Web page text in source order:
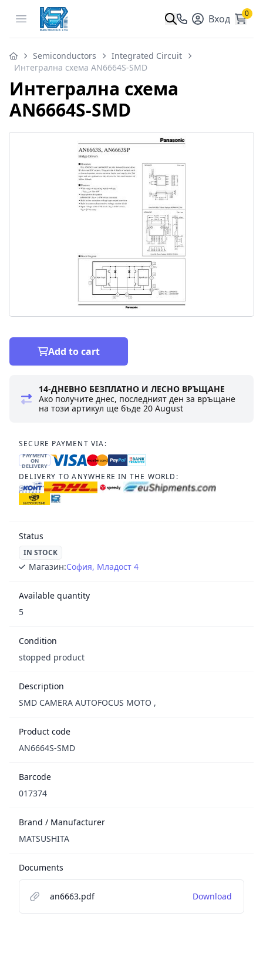
Open menu Вход 0
Semiconductors
Integrated Circuit
Интегрална схема AN6664S-SMD
Интегрална схема
AN6664S-SMD
Add to cart
14-ДНЕВНО БЕЗПЛАТНО И ЛЕСНО ВРЪЩАНЕ
Ако получите днес, последният ден за връщане
на този артикул ще бъде20 August
SECURE PAYMENT VIA:
PAYMENT
ON
DELIVERY
DELIVERY TO ANYWHERE IN THE WORLD:
Status
IN STOCK
Магазин:София, Младост 4
Available quantity
5
Condition
stopped product
Description
SMD CAMERA AUTOFOCUS MOTO ,
Product code
AN6664S-SMD
Barcode
017374
Brand / Manufacturer
MATSUSHITA
Documents
an6663.pdf Download